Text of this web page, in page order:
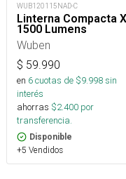
WUB120115NAD-C
Linterna Compacta
1500 Lumens
Wuben
$ 59.990
en 6cuotas de $9.998sin
interés
ahorras $2.400 por
transferencia.
Disponible
+5 Vendidos